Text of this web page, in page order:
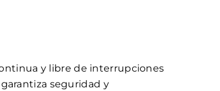
y libre de interrupciones
seguridad y